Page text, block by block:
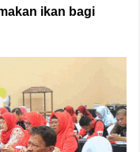
ikan bagi